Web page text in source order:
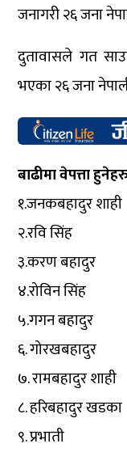
जनागरी २६ जना
दुतावासले गत
भएका २६ जना
बाढीमा वेपत्ता
१.जनकबहादुर शाही
२.रवि सिंह
३.करण बहादुर
४.रोविन सिंह
५.गगन बहादुर
६. गोरखबहादुर
७. रामबहादुर शाही
८. हरिबहादुर खडका
९. प्रभाती